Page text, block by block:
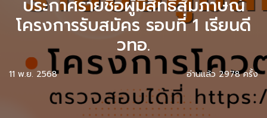
ประกาศรายชื่อผู้มีสิทธิ์สัมภาษณ์
โครงการรับสมัคร รอบที่ 1 เรียนดี
วทอ.
11 พ.ย. 2568 อ่านแล้ว 2978 ครั้ง